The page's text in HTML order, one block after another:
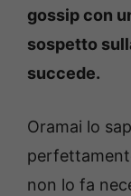
gossip con
sospetto
succede.
Oramai lo
non lo fa